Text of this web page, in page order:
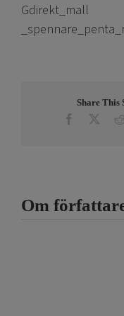
Gdirekt_mall
Share This
Facebook
Om